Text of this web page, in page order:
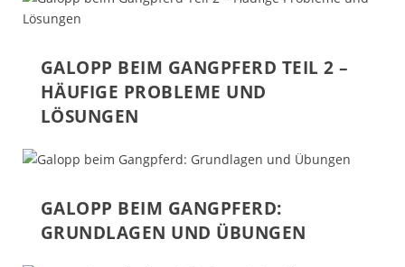
GALOPP BEIM GANGPFERD TEIL 2 –
HÄUFIGE PROBLEME UND
LÖSUNGEN
GALOPP BEIM GANGPFERD:
GRUNDLAGEN UND ÜBUNGEN